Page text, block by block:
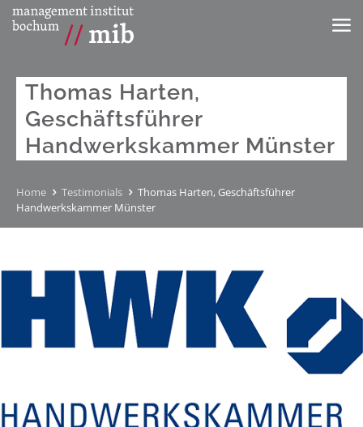
Thomas Harten,
Geschäftsführer
Handwerkskammer Münster
Home Testimonials
Thomas Harten, Geschäftsführer
Handwerkskammer Münster